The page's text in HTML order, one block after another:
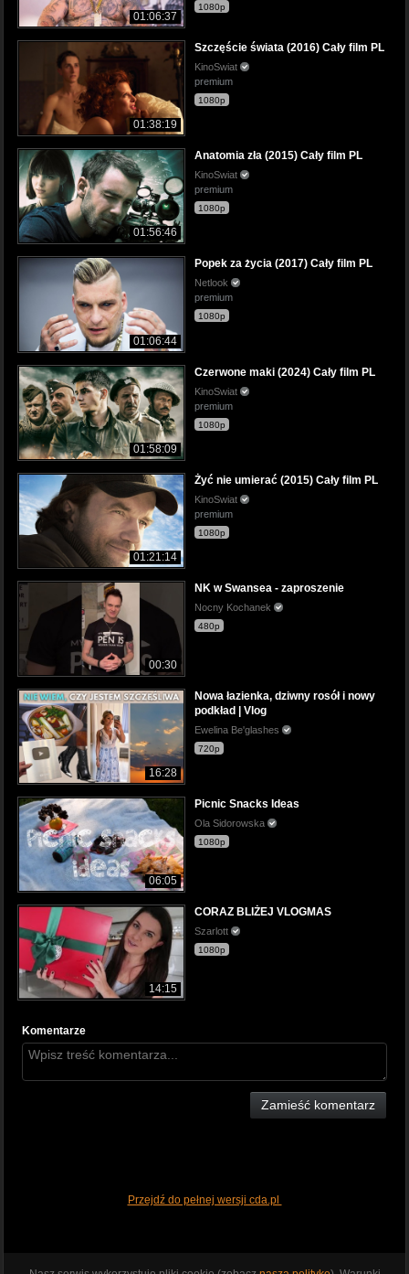
01:06:37
1080p
01:38:19
Szczęście świata (2016) Cały film PL
KinoSwiat
premium
1080p
01:56:46
Anatomia zła (2015) Cały film PL
KinoSwiat
premium
1080p
01:06:44
Popek za życia (2017) Cały film PL
Netlook
premium
1080p
01:58:09
Czerwone maki (2024) Cały film PL
KinoSwiat
premium
1080p
01:21:14
Żyć nie umierać (2015) Cały film PL
KinoSwiat
premium
1080p
00:30
NK w Swansea - zaproszenie
Nocny Kochanek
480p
16:28
Nowa łazienka, dziwny rosół i nowy
podkład | Vlog
Ewelina Be'glashes
720p
06:05
Picnic Snacks Ideas
Ola Sidorowska
1080p
14:15
CORAZ BLIŻEJ VLOGMAS
Szarlott
1080p
Komentarze
Zamieść komentarz
Przejdź do pełnej wersji cda.pl